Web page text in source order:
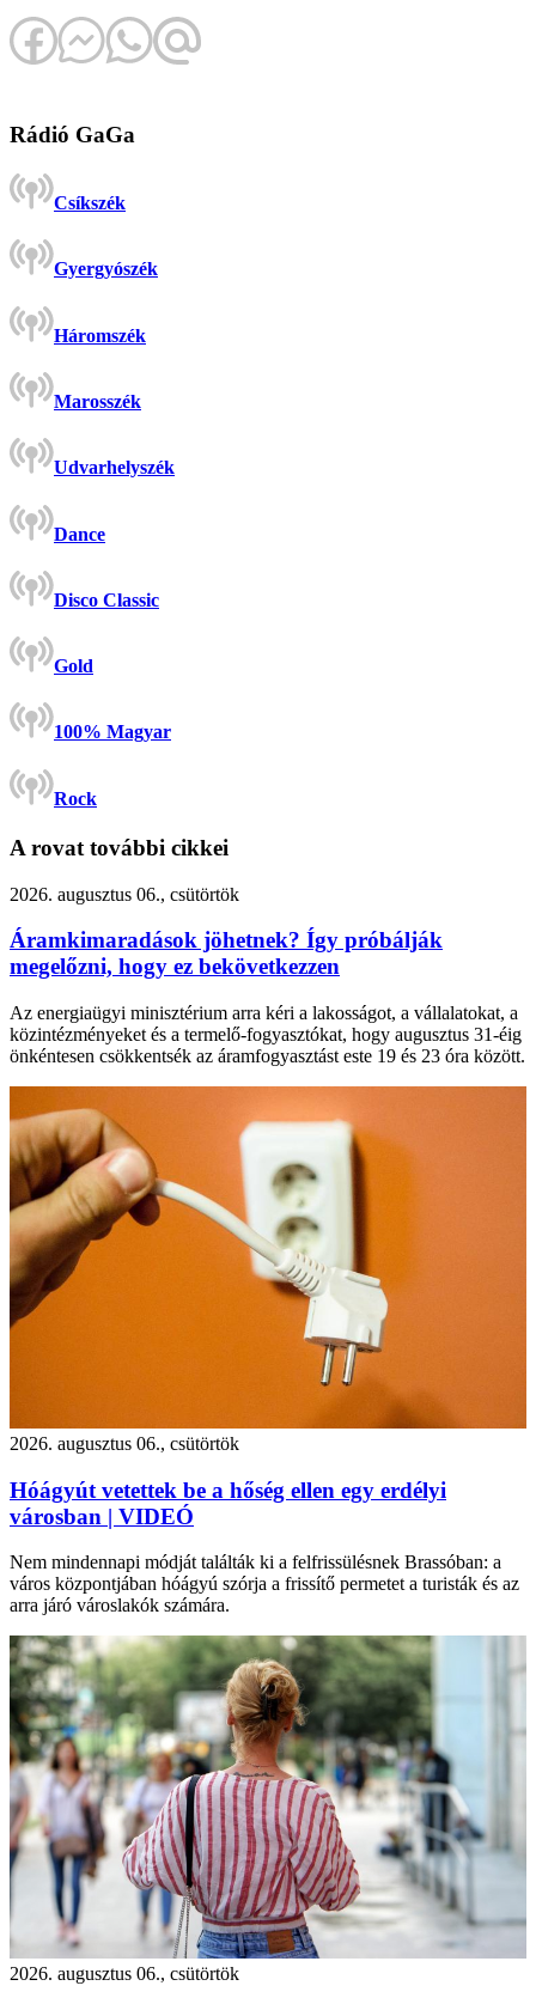
Rádió GaGa
Csíkszék
Gyergyószék
Háromszék
Marosszék
Udvarhelyszék
Dance
Disco Classic
Gold
100% Magyar
Rock
A rovat további cikkei
2026. augusztus 06., csütörtök
Áramkimaradások jöhetnek? Így próbálják
megelőzni, hogy ez bekövetkezzen
Az energiaügyi minisztérium arra kéri a lakosságot, a vállalatokat, a
közintézményeket és a termelő-fogyasztókat, hogy augusztus 31-éig
önkéntesen csökkentsék az áramfogyasztást este 19 és 23 óra között.
2026. augusztus 06., csütörtök
Hóágyút vetettek be a hőség ellen egy erdélyi
városban | VIDEÓ
Nem mindennapi módját találták ki a felfrissülésnek Brassóban: a
város központjában hóágyú szórja a frissítő permetet a turisták és az
arra járó városlakók számára.
2026. augusztus 06., csütörtök